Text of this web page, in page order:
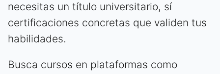
necesitas un título universitario, sí
certificaciones concretas que validen tus
habilidades.
Busca cursos en plataformas como